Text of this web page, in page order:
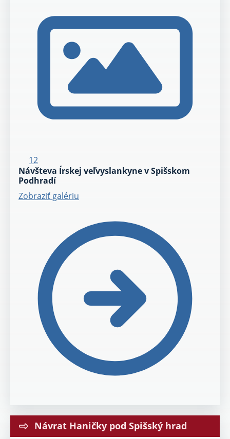
12
Návšteva Írskej veľvyslankyne v Spišskom
Podhradí
Zobraziť galériu
Návrat Haničky pod Spišský hrad